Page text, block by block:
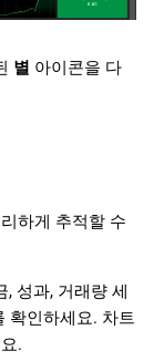
별 아이콘을 다
하게 추적할 수
, 성과, 거래량 세
확인하세요. 차트
.